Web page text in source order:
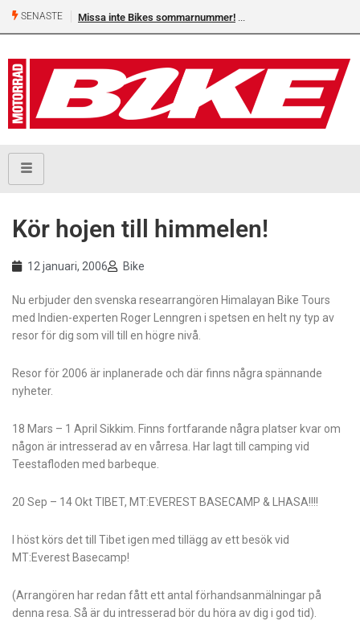
SENASTE Missa inte Bikes sommarnummer!
Kör hojen till himmelen!
12 januari, 2006 Bike
Nu erbjuder den svenska researrangören Himalayan Bike Tours
med Indien-experten Roger Lenngren i spetsen en helt ny typ av
resor för dig som vill till en högre nivå.
Resor för 2006 är inplanerade och där finns några spännande
nyheter.
18 Mars – 1 April Sikkim. Finns fortfarande några platser kvar om
någon är intresserad av en vårresa. Har lagt till camping vid
Teestafloden med barbeque.
20 Sep – 14 Okt TIBET, MT:EVEREST BASECAMP & LHASA!!!!
I höst körs det till Tibet igen med tillägg av ett besök vid
MT:Everest Basecamp!
(Arrangören har redan fått ett antal förhandsanmälningar på
denna resa. Så är du intresserad bör du höra av dig i god tid).